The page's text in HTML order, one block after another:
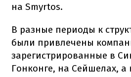
на Smyrtos.
В разные периоды к
были привлечены
зарегистрированные в
Гонконге, на Сейшелах, а